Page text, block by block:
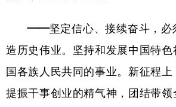
——坚定信心、接续奋斗，必
造历史伟业。 坚持和发展中国特
国各族人民共同的事业。新征程
提振干事创业的精气神，团结带领